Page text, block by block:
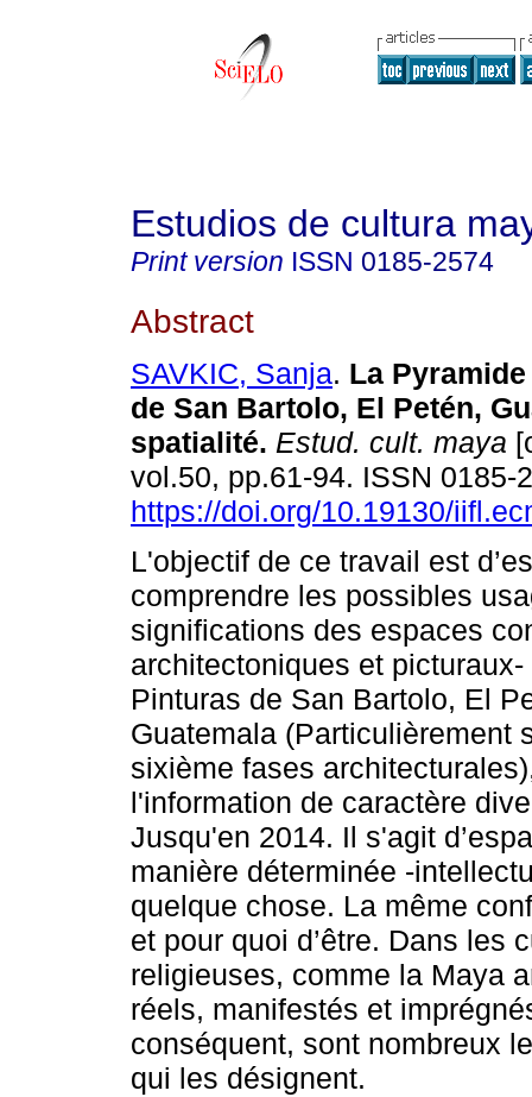
Estudios de cultura
Print version ISSN 0185-2574
Abstract
SAVKIC, Sanja. La
de San Bartolo, El Petén,
spatialité. Estud. cult. maya
vol.50, pp.61-94. ISSN 0185-
https://doi.org/10.19130/
L'objectif de ce travail est
comprendre les possibles
significations des espaces
architectoniques et
Pinturas de San Bartolo, El
Guatemala (Particulièrement
sixième fases
l'information de caractère
Jusqu'en 2014. Il s'agit
manière déterminée -
quelque chose. La même
et pour quoi d’être. Dans les
religieuses, comme la Maya
réels, manifestés et
conséquent, sont nombreux
qui les désignent.